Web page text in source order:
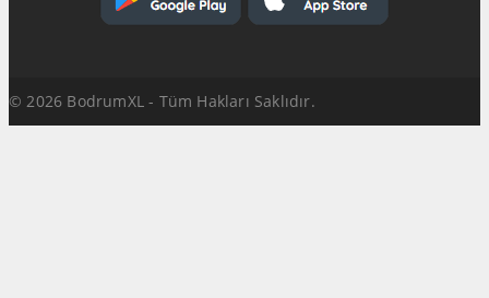
© 2026 BodrumXL - Tüm Hakları Saklıdır.